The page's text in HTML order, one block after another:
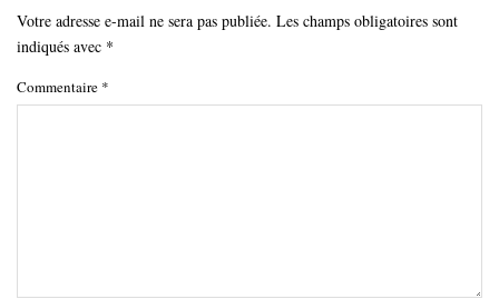
Votre adresse e-mail ne sera pas publiée. Les champs obligatoires sont
indiqués avec *
Commentaire *